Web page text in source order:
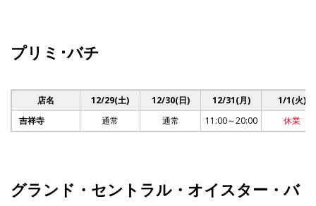
プリミ･バチ
店名 12/29(土) 12/30(日) 12/31(月)
1/1(火)
吉祥寺
通常 通常 11:00～20:00 休業
グランド・セントラル・オイスター・バ